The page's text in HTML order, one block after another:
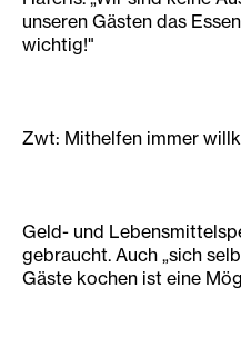
unseren Gästen das
wichtig!"
Zwt: Mithelfen immer
Geld- und
gebraucht. Auch „sich
Gäste kochen ist eine